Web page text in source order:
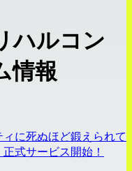
ハルコン
情報
ィに死ぬほど鍛えられて
式サービス開始！